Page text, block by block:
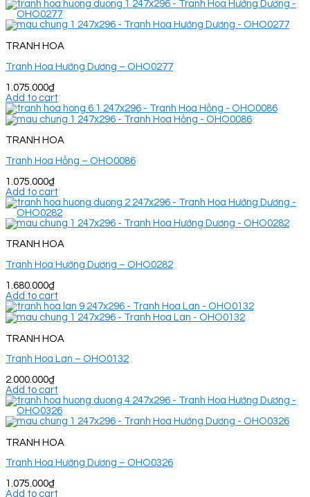
TRANH HOA
Tranh Hoa Hướng Dương – OHO0277
1.075.000₫
Add to cart
TRANH HOA
Tranh Hoa Hồng – OHO0086
1.075.000₫
Add to cart
TRANH HOA
Tranh Hoa Hướng Dương – OHO0282
1.680.000₫
Add to cart
TRANH HOA
Tranh Hoa Lan – OHO0132
2.000.000₫
Add to cart
TRANH HOA
Tranh Hoa Hướng Dương – OHO0326
1.075.000₫
Add to cart